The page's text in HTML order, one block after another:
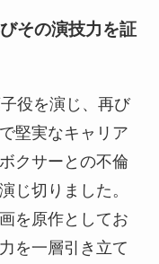
その演技力を証
役を演じ、再び
堅実なキャリア
クサーとの不倫
じ切りました。
を原作としてお
を一層引き立て